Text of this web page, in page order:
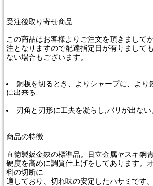
受注後取り寄せ商品
この商品はお客様よりご注文を頂きまして
注となりますので配達指定日が有りまして
ない場合もございます。
銅板を切るとき、よりシャープに、より
に出来る
刃角と刃形に工夫を凝らし,バリが出ない
商品の特徴
直徳製鈑金鋏の標準品。日立金属ヤスキ鋼
硬度を高めに調質仕上げをしてあります。
料の切断に
適しており、切れ味の安定したハサミです。